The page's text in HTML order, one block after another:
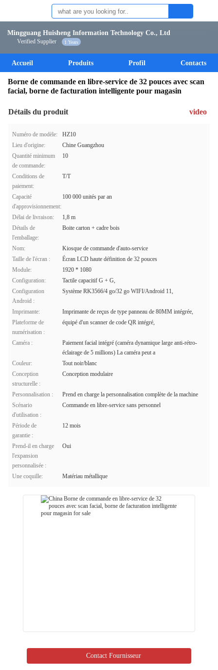
Mingguang Huisheng Information Technology Co., Ltd
Verified Supplier 1 Years
Accueil Produits Profil Contacts
Borne de commande en libre-service de 32 pouces avec scan
facial, borne de facturation intelligente pour magasin
Détails du produit video
Numéro de modèle:
HZ10
Lieu d'origine:
Chine Guangzhou
Quantité minimum
de commande:
10
Conditions de
paiement:
T/T
Capacité
d'approvisionnement:
100 000 unités par an
Délai de livraison:
1,8 m
Détails de
l'emballage:
Boite carton + cadre bois
Nom:
Kiosque de commande d'auto-service
Taille de l'écran :
Écran LCD haute définition de 32 pouces
Module:
1920 * 1080
Configuration:
Tactile capacitif G + G,
Configuration
Android :
Système RK3566/4 go/32 go WIFI/Android 11,
Imprimante:
Imprimante de reçus de type panneau de 80MM intégrée,
Plateforme de
numérisation :
équipé d'un scanner de code QR intégré,
Caméra :
Paiement facial intégré (caméra dynamique large anti-rétro-
éclairage de 5 millions) La caméra peut a
Couleur:
Tout noir/blanc
Conception
structurelle :
Conception modulaire
Personnalisation :
Prend en charge la personnalisation complète de la machine
Scénario
d'utilisation :
Commande en libre-service sans personnel
Période de
garantie :
12 mois
Prend-il en charge
l'expansion
personnalisée :
Oui
Une coquille: Matériau métallique
Contact Fournisseur